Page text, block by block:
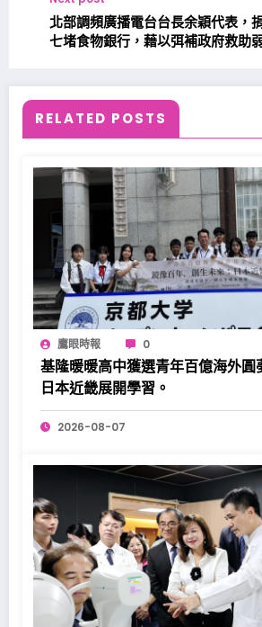
北部調頻廣播電台台長余穎代表，
七堵食物銀行，藉以弭補政府救助
RELATED POSTS
鷹眼時報 0
基隆暖暖高中獲選青年百億海外圓
日本近畿展開學習。
2026-08-07